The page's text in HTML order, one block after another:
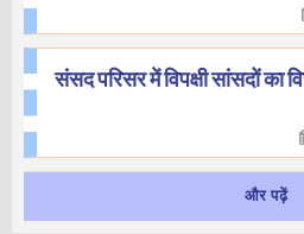
संसद परिसर में विपक्षी सांसदों का
और पढ़ें